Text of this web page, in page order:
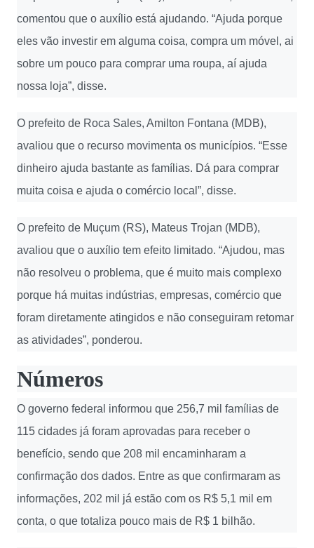
comentou que o auxílio está ajudando. “Ajuda porque
eles vão investir em alguma coisa, compra um móvel, ai
sobre um pouco para comprar uma roupa, aí ajuda
nossa loja”, disse.
O prefeito de Roca Sales, Amilton Fontana (MDB),
avaliou que o recurso movimenta os municípios. “Esse
dinheiro ajuda bastante as famílias. Dá para comprar
muita coisa e ajuda o comércio local”, disse.
O prefeito de Muçum (RS), Mateus Trojan (MDB),
avaliou que o auxílio tem efeito limitado. “Ajudou, mas
não resolveu o problema, que é muito mais complexo
porque há muitas indústrias, empresas, comércio que
foram diretamente atingidos e não conseguiram retomar
as atividades”, ponderou.
Números
O governo federal informou que 256,7 mil famílias de
115 cidades já foram aprovadas para receber o
benefício, sendo que 208 mil encaminharam a
confirmação dos dados. Entre as que confirmaram as
informações, 202 mil já estão com os R$ 5,1 mil em
conta, o que totaliza pouco mais de R$ 1 bilhão.